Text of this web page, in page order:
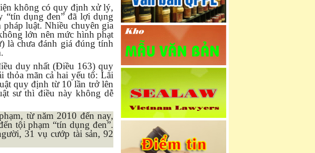
không có quy định xử lý,
“tín dụng đen” đã lợi dụng
luật. Nhiều chuyên gia
lớn nên mức hình phạt
là chưa đánh giá đúng tính
duy nhất (Điều 163) quy
thỏa mãn cả hai yếu tố: Lãi
quy định từ 10 lần trở lên
sư thì điều này không dễ
từ năm 2010 đến nay,
tội phạm “tín dụng đen”.
31 vụ cướp tài sản, 92